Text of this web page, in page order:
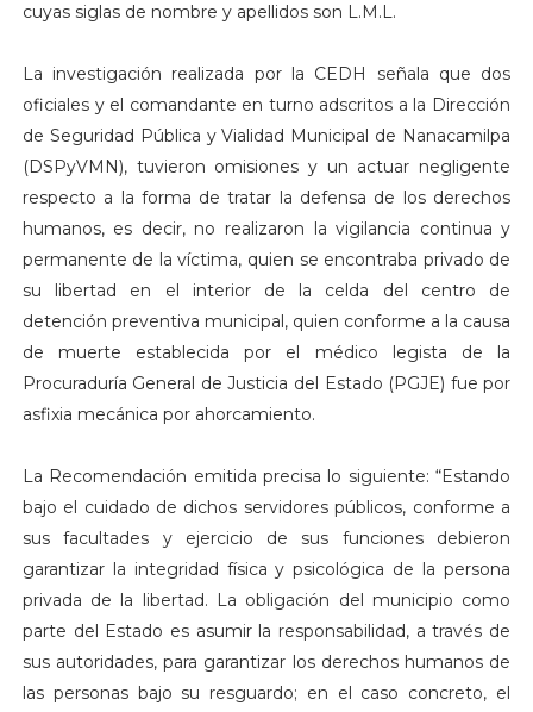
cuyas siglas de nombre y apellidos son L.M.L.
La investigación realizada por la CEDH señala que dos
oficiales y el comandante en turno adscritos a la Dirección
de Seguridad Pública y Vialidad Municipal de Nanacamilpa
(DSPyVMN), tuvieron omisiones y un actuar negligente
respecto a la forma de tratar la defensa de los derechos
humanos, es decir, no realizaron la vigilancia continua y
permanente de la víctima, quien se encontraba privado de
su libertad en el interior de la celda del centro de
detención preventiva municipal, quien conforme a la causa
de muerte establecida por el médico legista de la
Procuraduría General de Justicia del Estado (PGJE) fue por
asfixia mecánica por ahorcamiento.
La Recomendación emitida precisa lo siguiente: “Estando
bajo el cuidado de dichos servidores públicos, conforme a
sus facultades y ejercicio de sus funciones debieron
garantizar la integridad física y psicológica de la persona
privada de la libertad. La obligación del municipio como
parte del Estado es asumir la responsabilidad, a través de
sus autoridades, para garantizar los derechos humanos de
las personas bajo su resguardo; en el caso concreto, el